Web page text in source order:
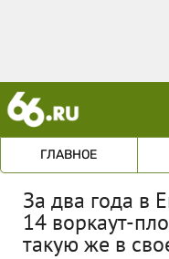
ГЛАВНОЕ
За два года в
14 воркаут-
такую же в